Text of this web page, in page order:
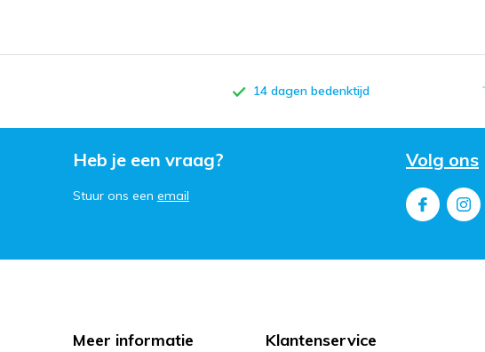
14 dagen bedenktijd
Heb je een vraag?
Stuur ons een email
Volg ons
Meer informatie Klantenservice